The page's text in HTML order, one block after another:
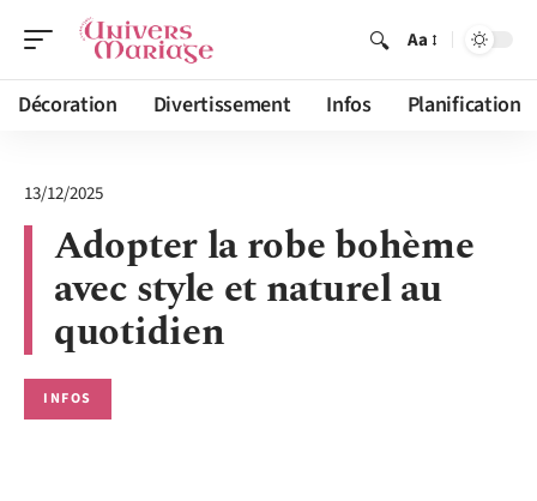
Aa
Décoration Divertissement Infos Planification
13/12/2025
Adopter la robe bohème
avec style et naturel au
quotidien
INFOS